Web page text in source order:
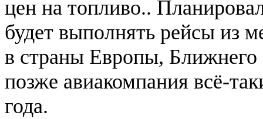
цен на топливо..
будет выполнять рейсы из
в страны Европы,
позже авиакомпания всё-
года.